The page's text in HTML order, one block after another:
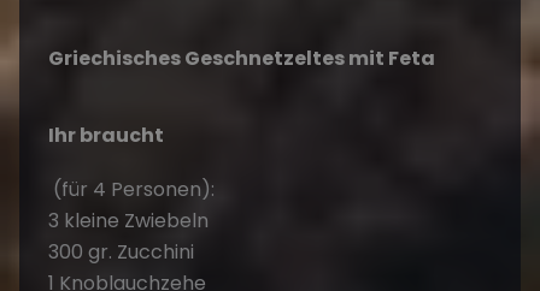
3 EL Öl
½ Bund frische Petersilie
200 gr. Feta
200 gr. Tsatsiki
Schält die Zwiebeln und schneidet sie in